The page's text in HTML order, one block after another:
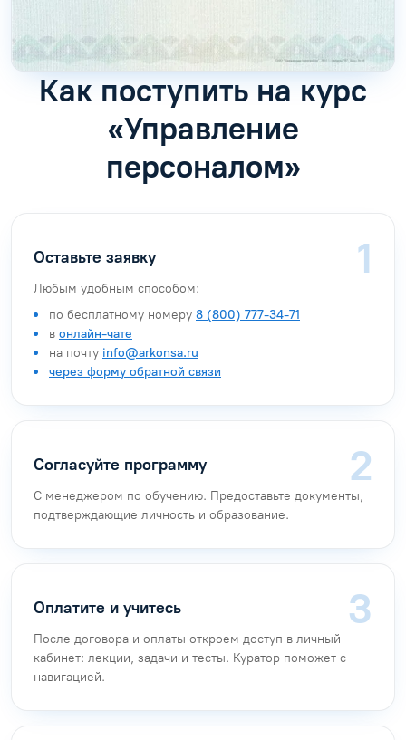
Как поступить на курс
«Управление
персоналом»
Оставьте заявку
Любым удобным способом:
по бесплатному номеру 8 (800) 777-34-71
в онлайн-чате
на почту info@arkonsa.ru
через форму обратной связи
Согласуйте программу
С менеджером по обучению. Предоставьте документы,
подтверждающие личность и образование.
Оплатите и учитесь
После договора и оплаты откроем доступ в личный
кабинет: лекции, задачи и тесты. Куратор поможет с
навигацией.